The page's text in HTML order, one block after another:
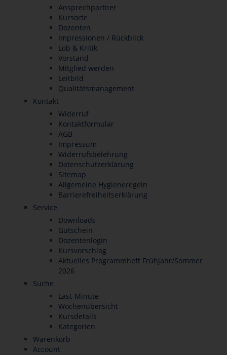
Ansprechpartner
Kursorte
Dozenten
Impressionen / Rückblick
Lob & Kritik
Vorstand
Mitglied werden
Leitbild
Qualitätsmanagement
Kontakt
Widerruf
Kontaktformular
AGB
Impressum
Widerrufsbelehrung
Datenschutzerklärung
Sitemap
Allgemeine Hygieneregeln
Barrierefreiheitserklärung
Service
Downloads
Gutschein
Dozentenlogin
Kursvorschlag
Aktuelles Programmheft Frühjahr/Sommer
2026
Suche
Last-Minute
Wochenübersicht
Kursdetails
Kategorien
Warenkorb
Account